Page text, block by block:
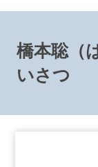
橋本聡（
いさつ